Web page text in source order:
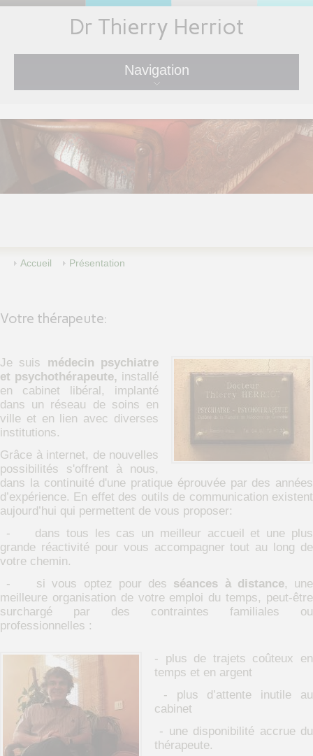
Dr Thierry Herriot
Navigation
Accueil Présentation
Votre thérapeute:
Je suis médecin psychiatre
et psychothérapeute, installé
en cabinet libéral, implanté
dans un réseau de soins en
ville et en lien avec diverses
institutions.
Grâce à internet, de nouvelles
possibilités s'offrent à nous,
dans la continuité d'une pratique éprouvée par des années
d’expérience. En effet des outils de communication existent
aujourd’hui qui permettent de vous proposer:
- dans tous les cas un meilleur accueil et une plus
grande réactivité pour vous accompagner tout au long de
votre chemin.
- si vous optez pour des séances à distance, une
meilleure organisation de votre emploi du temps, peut-être
surchargé par des contraintes familiales ou
professionnelles :
- plus de trajets coûteux en
temps et en argent
- plus d’attente inutile au
cabinet
- une disponibilité accrue du
thérapeute.